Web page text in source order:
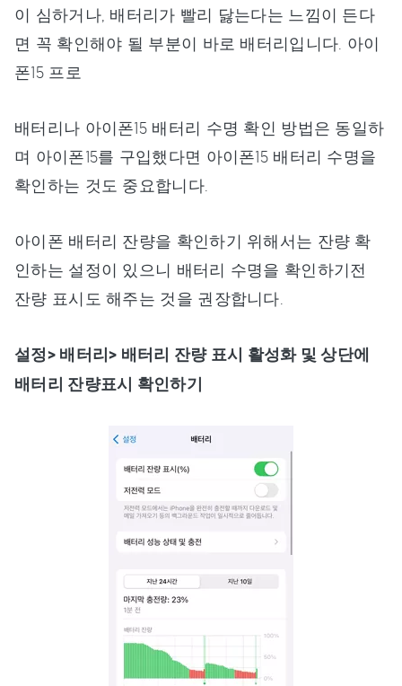
이 심하거나, 배터리가 빨리 닳는다는 느낌이 든다
면 꼭 확인해야 될 부분이 바로 배터리입니다. 아이
폰15 프로
배터리나 아이폰15 배터리 수명 확인 방법은 동일하
며 아이폰15를 구입했다면 아이폰15 배터리 수명을
확인하는 것도 중요합니다.
아이폰 배터리 잔량을 확인하기 위해서는 잔량 확
인하는 설정이 있으니 배터리 수명을 확인하기전
잔량 표시도 해주는 것을 권장합니다.
설정> 배터리> 배터리 잔량 표시 활성화 및 상단에
배터리 잔량표시 확인하기